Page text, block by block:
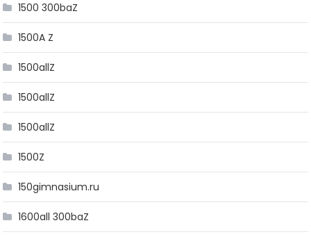
1500 300baZ
1500A Z
1500allZ
1500allZ
1500allZ
1500Z
150gimnasium.ru
1600all 300baZ